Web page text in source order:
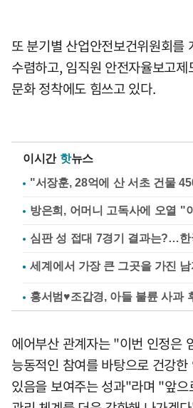
또 분기별 산업안전보건위원회를
수렴하고, 임직원 안전자율보고
문화 정착에도 힘쓰고 있다.
이시간 핫뉴스
"서장훈, 28억에 산 서초 건물
방은희, 어머니 고독사에 오열 "
심판 성 접대 7경기 결과는?…한
홍서범♥조갑경, 아들 불륜 사과
에어부산 관계자는 "이번 인정은
능동적인 참여를 바탕으로 건강
있음을 보여주는 성과"라며 "앞으